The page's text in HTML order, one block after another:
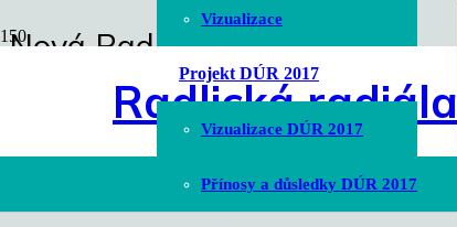
Radlická radiála
Vizualizace
Projekt DÚR 2017
Vizualizace DÚR 2017
Přínosy a důsledky DÚR 2017
Nová Radlická radiála